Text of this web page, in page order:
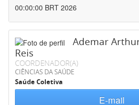
00:00:00 BRT 2026
Ademar
Reis
COORDENADOR(A)
CIÊNCIAS DA SAÚDE
Saúde Coletiva
E-mail